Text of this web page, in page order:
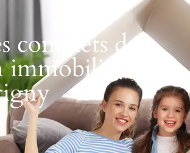
complets de
à